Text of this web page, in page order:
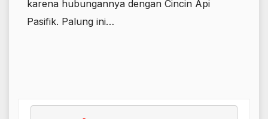
karena hubungannya dengan Cincin Api
Pasifik. Palung ini…